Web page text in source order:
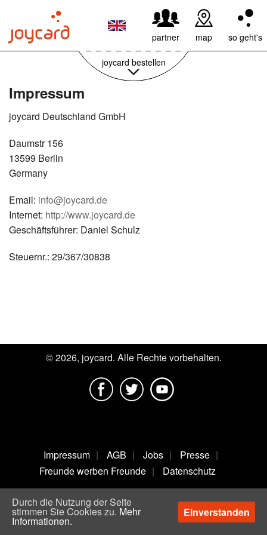
partner map so geht's
59,95€ pro Jahr
weiter
joycard bestellen
Impressum
joycard Deutschland GmbH
Daumstr 156
13599 Berlin
Germany
Email: info@joycard.de
Internet: http://www.joycard.de
Geschäftsführer: Daniel Schulz
Steuernr.: 29/367/30838
© 2026, joycard. Alle Rechte vorbehalten.
Impressum AGB Jobs
Presse
Freunde werben Freunde
Datenschutz
Kontakt App Lokales Berlin
Newsletter
joycard Vorteilsrechner
Durch die Nutzung der Seite
stimmen Sie Cookies zu. Mehr
Informationen.
Einverstanden